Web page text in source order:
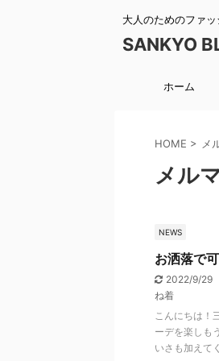
大人のためのファッ
SANKYO
ホーム
HOME > メ
メル
NEWS
お洒落で
2022/9/29
ね着
こんにちは！
ーデを楽しも
いさも加えて